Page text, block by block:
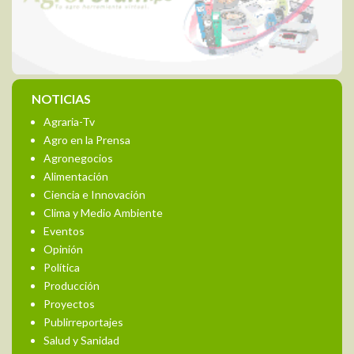
NOTICIAS
Agraria-Tv
Agro en la Prensa
Agronegocios
Alimentación
Ciencia e Innovación
Clima y Medio Ambiente
Eventos
Opinión
Política
Producción
Proyectos
Publirreportajes
Salud y Sanidad